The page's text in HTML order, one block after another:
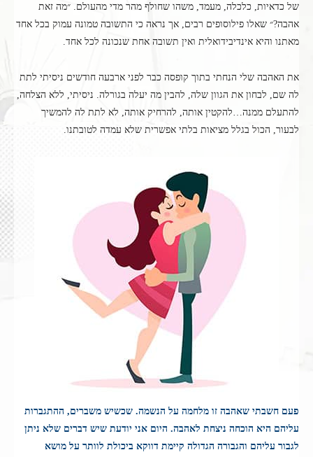
של כדאיות, כלכלה, מעמד, משהו שחולף מהר מדי מהעולם. ״מה זאת
אהבה?״ שאלו פילוסופים רבים, אך נראה כי התשובה טמונה עמוק בכל אחד
מאתנו והיא אינדיבידואלית ואין תשובה אחת שנכונה לכל אחד.
את האהבה שלי הנחתי בתוך קופסה כבר לפני ארבעה חודשים ניסיתי לתת
לה שם, לבחון את הגוון שלה, להבין מה יעלה בגורלה. ניסיתי, ללא הצלחה,
להתעלם ממנה…להקטין אותה, להרחיק אותה, לא לתת לה להמשיך
לבעור, הכול בגלל מציאות בלתי אפשרית שלא עמדה לטובתנו.
פעם חשבתי שאהבה זו מלחמה על הנשמה. שכשיש משברים, ההתגברות
עליהם היא הוכחה ניצחת לאהבה. היום אני יודעת שיש דברים שלא ניתן
לגבור עליהם והגבורה הגדולה קיימת דווקא ביכולת לוותר על מושא